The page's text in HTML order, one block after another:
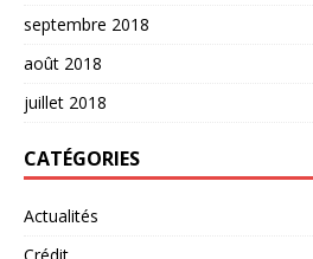
septembre 2018
août 2018
juillet 2018
CATÉGORIES
Actualités